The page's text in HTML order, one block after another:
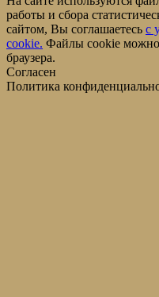
работы и сбора
сайтом, Вы соглашаетесь c
cookie. Файлы cookie можно
браузера.
Согласен
Политика